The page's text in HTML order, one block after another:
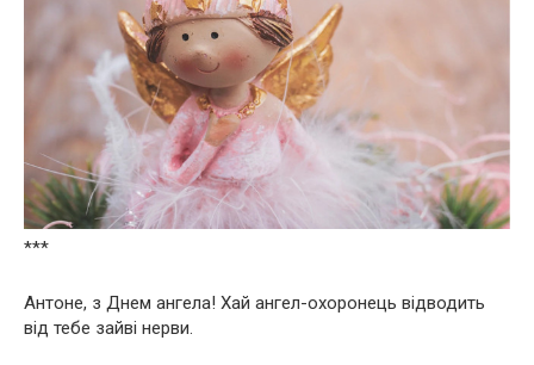
***
Антоне, з Днем ангела! Хай ангел-охоронець відводить
від тебе зайві нерви.